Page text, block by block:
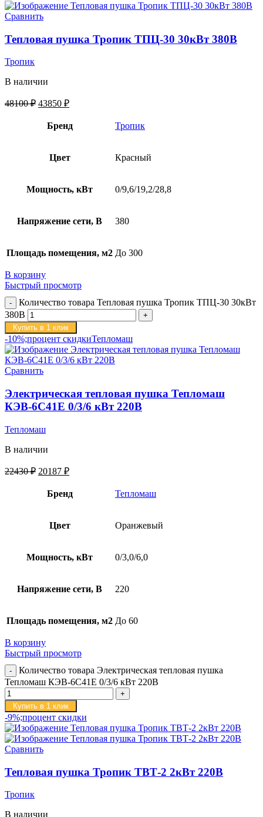
Сравнить
Тепловая пушка Тропик ТПЦ-30 30кВт 380В
Тропик
В наличии
48100₽ 43850 ₽
Бренд Тропик
Цвет Красный
Мощность, кВт 0/9,6/19,2/28,8
Напряжение сети, В 380
Площадь помещения, м2 До 300
В корзину
Быстрый просмотр
Количество товара Тепловая пушка Тропик ТПЦ-30 30кВт
380В
Купить в 1 клик
-10%;процент скидкиТепломаш
Сравнить
Электрическая тепловая пушка Тепломаш
КЭВ-6С41Е 0/3/6 кВт 220В
Тепломаш
В наличии
22430₽ 20187 ₽
Бренд Тепломаш
Цвет Оранжевый
Мощность, кВт 0/3,0/6,0
Напряжение сети, В 220
Площадь помещения, м2 До 60
В корзину
Быстрый просмотр
Количество товара Электрическая тепловая пушка
Тепломаш КЭВ-6С41Е 0/3/6 кВт 220В
Купить в 1 клик
-9%;процент скидки
Сравнить
Тепловая пушка Тропик ТВТ-2 2кВт 220В
Тропик
В наличии